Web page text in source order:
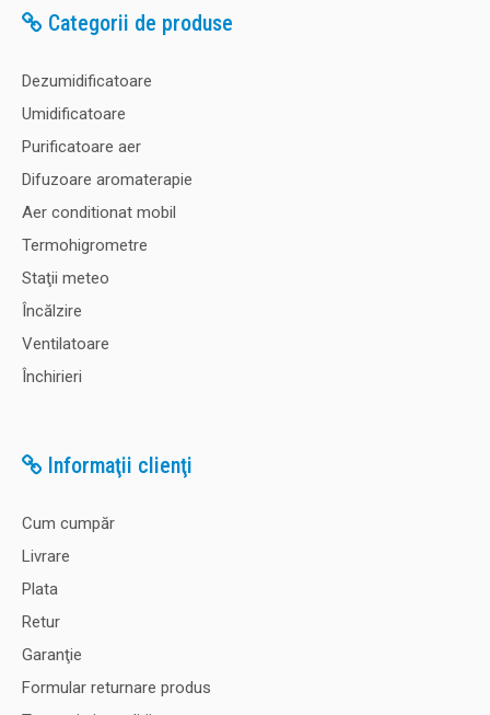
Categorii de produse
Dezumidificatoare
Umidificatoare
Purificatoare aer
Difuzoare aromaterapie
Aer conditionat mobil
Termohigrometre
Staţii meteo
Încălzire
Ventilatoare
Închirieri
Informaţii clienţi
Cum cumpăr
Livrare
Plata
Retur
Garanţie
Formular returnare produs